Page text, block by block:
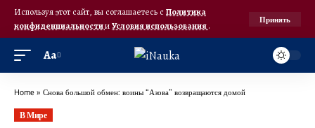
Используя этот сайт, вы соглашаетесь с Политика
конфиденциальностииУсловия использования.
Принять
Аа
Home » Снова большой обмен: воины “Азова” возвращаются домой
В Мире